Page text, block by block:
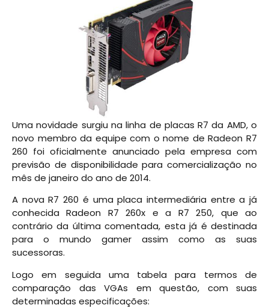
Uma novidade surgiu na linha de placas R7 da AMD, o
novo membro da equipe com o nome de Radeon R7
260 foi oficialmente anunciado pela empresa com
previsão de disponibilidade para comercialização no
mês de janeiro do ano de 2014.
A nova R7 260 é uma placa intermediária entre a já
conhecida Radeon R7 260x e a R7 250, que ao
contrário da última comentada, esta já é destinada
para o mundo gamer assim como as suas
sucessoras.
Logo em seguida uma tabela para termos de
comparação das VGAs em questão, com suas
determinadas especificações: